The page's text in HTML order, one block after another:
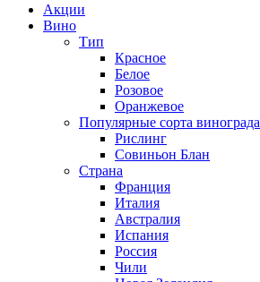
Акции
Вино
Тип
Красное
Белое
Розовое
Оранжевое
Популярные сорта винограда
Рислинг
Совиньон Блан
Страна
Франция
Италия
Австралия
Испания
Россия
Чили